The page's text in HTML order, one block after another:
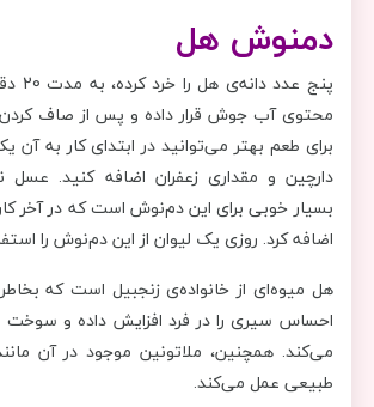
دمنوش هل
پنج
محتوی آب جوش قرار داده و پس از صاف
برای طعم بهتر می‌توانید در ابتدای کار به
دارچین و مقداری زعفران اضافه کنید.
بسیار خوبی برای این دم‌نوش است که در آخر
اضافه کرد. روزی یک لیوان از این دم‌نوش را
هل میوه‌ای از خانواده‌ی زنجبیل است که بخاطر
احساس سیری را در فرد افزایش داده و سوخت
می‌کند. همچنین، ملاتونین موجود در آن
طبیعی عمل می‌کند.